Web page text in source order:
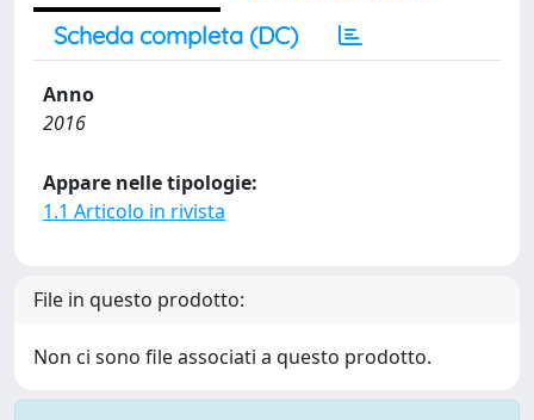
Scheda completa (DC)
Anno
2016
Appare nelle tipologie:
1.1 Articolo in rivista
File in questo prodotto:
Non ci sono file associati a questo prodotto.